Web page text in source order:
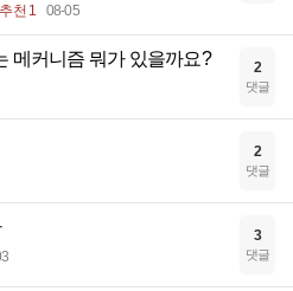
추천 1 08-05
메커니즘 뭐가 있을까요? 2
댓글
2
댓글
3
댓글